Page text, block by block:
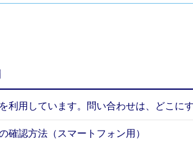
利用しています。問い合わせは、どこに
確認方法（スマートフォン用）